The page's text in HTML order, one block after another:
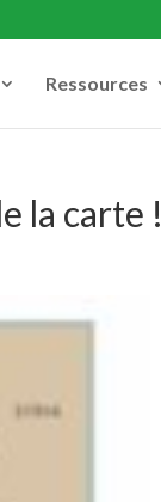
Ressources
la carte !